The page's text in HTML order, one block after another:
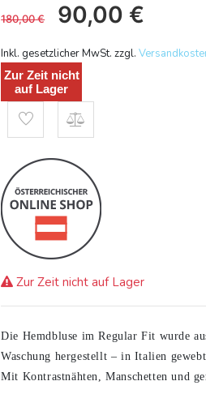
180,00€ 90,00 €
Inkl. gesetzlicher MwSt. zzgl.
Zur Zeit nicht
auf Lager
Zur Zeit nicht auf Lager
Die Hemdbluse im Regular Fit wurde
Waschung hergestellt – in Italien
Mit Kontrastnähten, Manschetten und